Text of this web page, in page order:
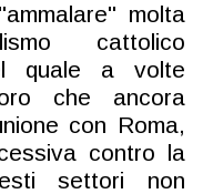
molta
cattolico
quale a volte
che ancora
con Roma,
contro la
settori non